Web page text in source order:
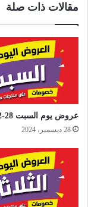
مقالات ذات صلة
عروض يوم السبت 28-12-2024
28 ديسمبر، 2024